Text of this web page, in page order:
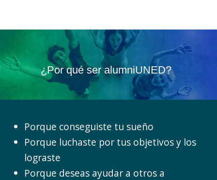
¿Por qué ser alumniUNED?
Porque conseguiste tu sueño
Porque luchaste por tus objetivos y los
lograste
Porque deseas ayudar a otros a